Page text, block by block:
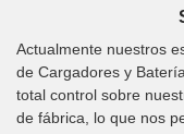
Actualmente nuestros
de Cargadores y
total control sobre
de fábrica, lo que nos